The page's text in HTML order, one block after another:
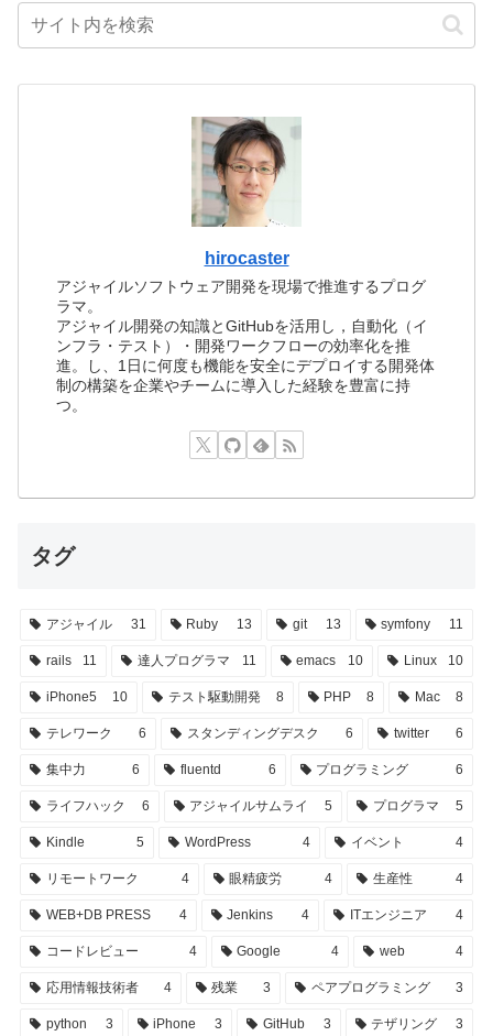
hirocaster
アジャイルソフトウェア開発を現場で推進するプログ
ラマ。
アジャイル開発の知識とGitHubを活用し，自動化（イ
ンフラ・テスト）・開発ワークフローの効率化を推
進。し、1日に何度も機能を安全にデプロイする開発体
制の構築を企業やチームに導入した経験を豊富に持
つ。
タグ
アジャイル 31 Ruby 13 git 13 symfony 11
rails 11 達人プログラマ 11 emacs 10 Linux 10
iPhone5 10 テスト駆動開発 8 PHP 8 Mac 8
テレワーク 6 スタンディングデスク 6 twitter 6
集中力 6 fluentd 6 プログラミング 6
ライフハック 6 アジャイルサムライ 5 プログラマ 5
Kindle 5 WordPress 4 イベント 4
リモートワーク 4 眼精疲労 4 生産性 4
WEB+DB PRESS 4 Jenkins 4 ITエンジニア 4
コードレビュー 4 Google 4 web 4
応用情報技術者 4 残業 3 ペアプログラミング 3
python 3 iPhone 3 GitHub 3 テザリング 3